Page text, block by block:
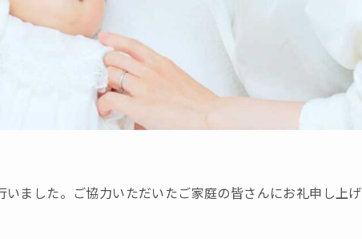
ました。ご協力いただいたご家庭の皆さんにお礼申し上げ